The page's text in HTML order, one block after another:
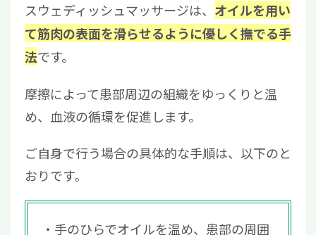
スウェディッシュマッサージは、 オイルを用い
て筋肉の表面を滑らせるように優しく撫でる手
法です。
摩擦によって患部周辺の組織をゆっくりと温
め、血液の循環を促進します。
ご自身で行う場合の具体的な手順は、以下のと
おりです。
手のひらでオイルを温め、患部の周囲